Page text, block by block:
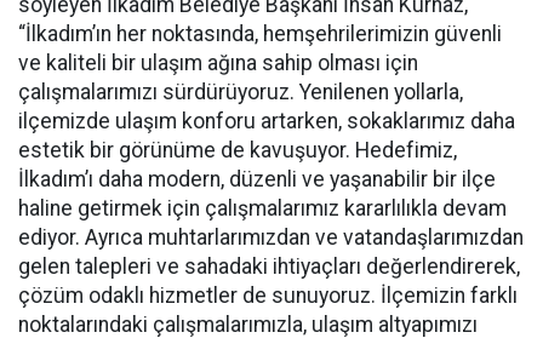
“İlkadım’ın her noktasında, hemşehrilerimizin güvenli
ve kaliteli bir ulaşım ağına sahip olması için
çalışmalarımızı sürdürüyoruz. Yenilenen yollarla,
ilçemizde ulaşım konforu artarken, sokaklarımız daha
estetik bir görünüme de kavuşuyor. Hedefimiz,
İlkadım’ı daha modern, düzenli ve yaşanabilir bir ilçe
haline getirmek için çalışmalarımız kararlılıkla devam
ediyor. Ayrıca muhtarlarımızdan ve vatandaşlarımızdan
gelen talepleri ve sahadaki ihtiyaçları değerlendirerek,
çözüm odaklı hizmetler de sunuyoruz. İlçemizin farklı
noktalarındaki çalışmalarımızla, ulaşım altyapımızı